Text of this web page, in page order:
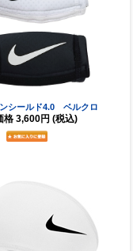
シールド4.0 ベルクロ
格 3,600円 (税込)